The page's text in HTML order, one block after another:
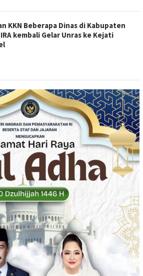
KKN Beberapa Dinas di Kabupaten
kembali Gelar Unras ke Kejati